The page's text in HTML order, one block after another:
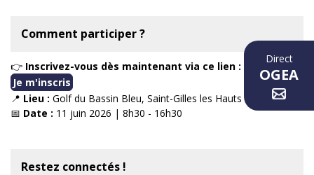
Direct
OGEA
Comment participer ?
👉 Inscrivez-vous dès maintenant via ce lien :
Je m'inscris
📍 Lieu : Golf du Bassin Bleu, Saint-Gilles les Hauts
📅 Date : 11 juin 2026 | 8h30 - 16h30
Restez connectés !